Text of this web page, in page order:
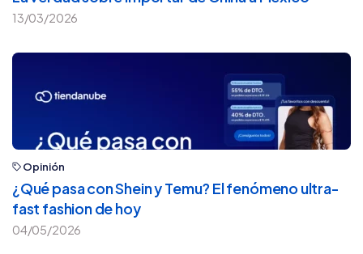
13/03/2026
Opinión
¿Qué pasa con Shein y Temu? El fenómeno ultra-
fast fashion de hoy
04/05/2026